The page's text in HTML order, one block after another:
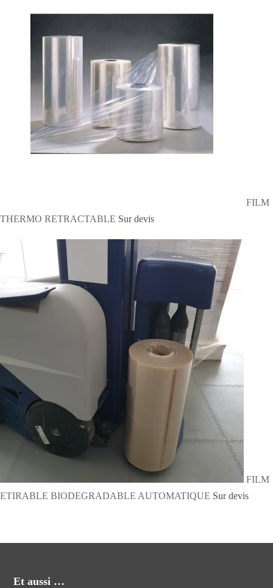
FILM
THERMO RETRACTABLE Sur devis
FILM
ETIRABLE BIODEGRADABLE AUTOMATIQUE Sur devis
Et aussi …